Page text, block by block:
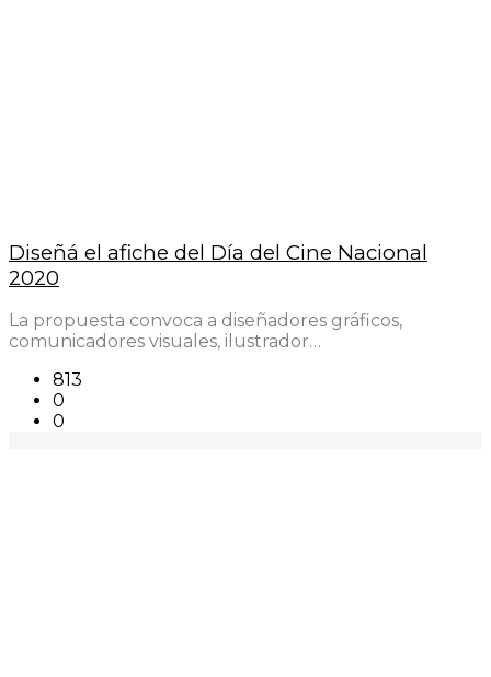
Diseñá el afiche del Día del Cine Nacional
2020
La propuesta convoca a diseñadores gráficos,
comunicadores visuales, ilustrador…
813
0
0